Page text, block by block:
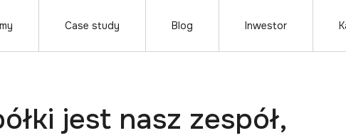
Case study Blog Inwestor
jest nasz zespół,